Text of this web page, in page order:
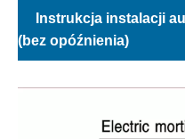
Instrukcja instalacji
(bez opóźnienia)